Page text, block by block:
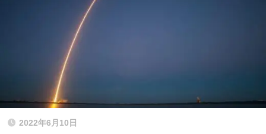
2022年6月10日